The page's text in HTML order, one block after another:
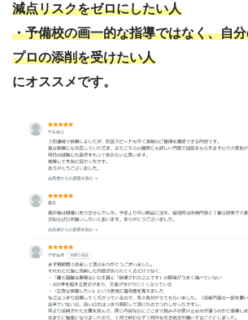
減点リスクをゼロにしたい人
・予備校の画一的な指導ではなく、自
プロの添削を受けたい人
にオススメです。